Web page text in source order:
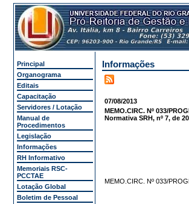
Principal
Organograma
Editais
Capacitação
Servidores / Lotação
Manual de
Procedimentos
Legislação
Informações
RH Informativo
Memoriais RSC-
PCCTAE
Lotação Global
Boletim de Pessoal
Informações
07/08/2013
MEMO.CIRC. Nº 033/
Normativa SRH, nº 7, de
MEMO.CIRC. Nº